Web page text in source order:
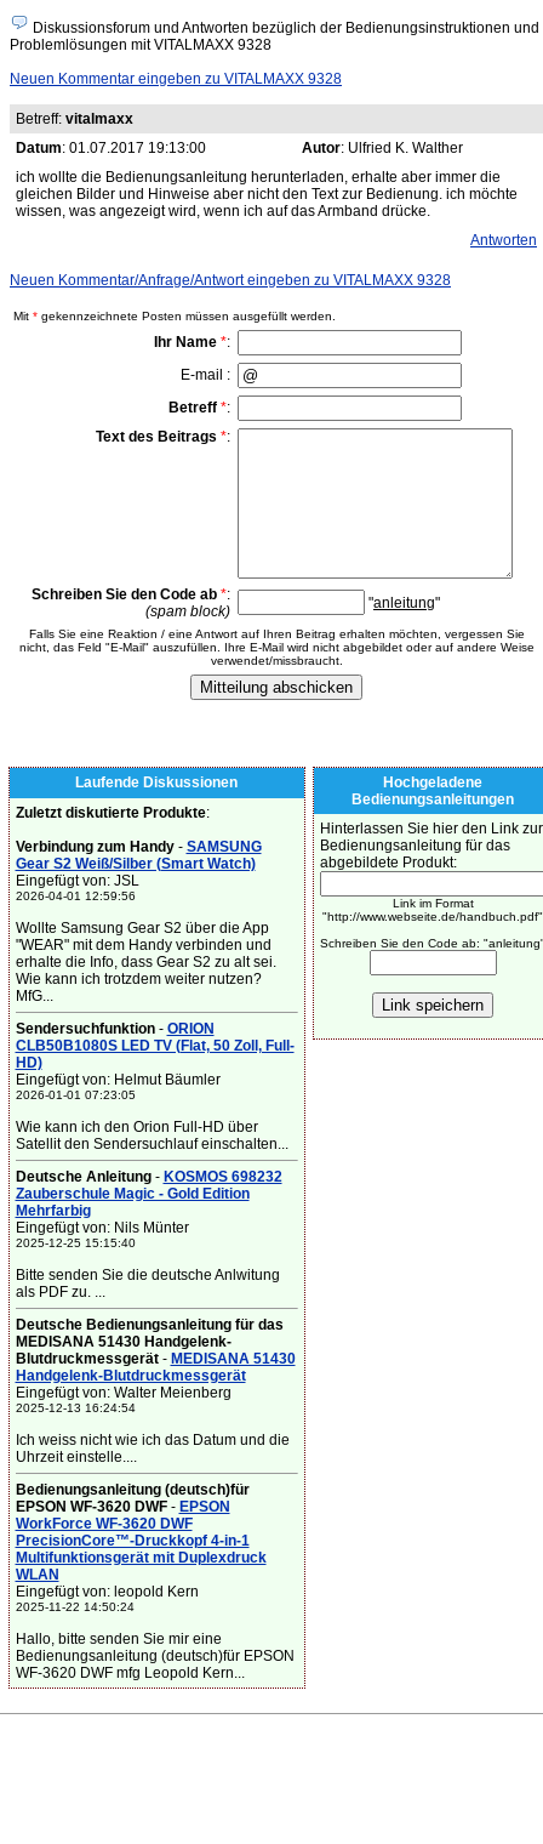
Diskussionsforum und Antworten bezüglich der Bedienungsinstruktionen und
Problemlösungen mit VITALMAXX 9328
Neuen Kommentar eingeben zu VITALMAXX 9328
Betreff: vitalmaxx
Datum: 01.07.2017 19:13:00 Autor: Ulfried K. Walther
ich wollte die Bedienungsanleitung herunterladen, erhalte aber immer die
gleichen Bilder und Hinweise aber nicht den Text zur Bedienung. ich möchte
wissen, was angezeigt wird, wenn ich auf das Armband drücke.
Antworten
Neuen Kommentar/Anfrage/Antwort eingeben zu VITALMAXX 9328
Mit * gekennzeichnete Posten müssen ausgefüllt werden.
Ihr Name *:
E-mail :
Betreff *:
Text des Beitrags *:
Schreiben Sie den Code ab *:
(spam block)
"anleitung"
Falls Sie eine Reaktion / eine Antwort auf Ihren Beitrag erhalten möchten, vergessen Sie
nicht, das Feld "E-Mail" auszufüllen. Ihre E-Mail wird nicht abgebildet oder auf andere Weise
verwendet/missbraucht.
Laufende Diskussionen
Zuletzt diskutierte Produkte:
Verbindung zum Handy- SAMSUNG
Gear S2 Weiß/Silber (Smart Watch)
Eingefügt von: JSL
2026-04-01 12:59:56
Wollte Samsung Gear S2 über die App
"WEAR" mit dem Handy verbinden und
erhalte die Info, dass Gear S2 zu alt sei.
Wie kann ich trotzdem weiter nutzen?
MfG...
Sendersuchfunktion- ORION
CLB50B1080S LED TV (Flat, 50 Zoll, Full-
HD)
Eingefügt von: Helmut Bäumler
2026-01-01 07:23:05
Wie kann ich den Orion Full-HD über
Satellit den Sendersuchlauf einschalten...
Deutsche Anleitung- KOSMOS 698232
Zauberschule Magic - Gold Edition
Mehrfarbig
Eingefügt von: Nils Münter
2025-12-25 15:15:40
Bitte senden Sie die deutsche Anlwitung
als PDF zu. ...
Deutsche Bedienungsanleitung für das
MEDISANA 51430 Handgelenk-
Blutdruckmessgerät- MEDISANA 51430
Handgelenk-Blutdruckmessgerät
Eingefügt von: Walter Meienberg
2025-12-13 16:24:54
Ich weiss nicht wie ich das Datum und die
Uhrzeit einstelle....
Bedienungsanleitung (deutsch)für
EPSON WF-3620 DWF- EPSON
WorkForce WF-3620 DWF
PrecisionCore™-Druckkopf 4-in-1
Multifunktionsgerät mit Duplexdruck
WLAN
Eingefügt von: leopold Kern
2025-11-22 14:50:24
Hallo, bitte senden Sie mir eine
Bedienungsanleitung (deutsch)für EPSON
WF-3620 DWF mfg Leopold Kern...
Hochgeladene
Bedienungsanleitungen
Hinterlassen Sie hier den Link zur
Bedienungsanleitung für das
abgebildete Produkt:
Link im Format
"http://www.webseite.de/handbuch.pdf"
Schreiben Sie den Code ab: